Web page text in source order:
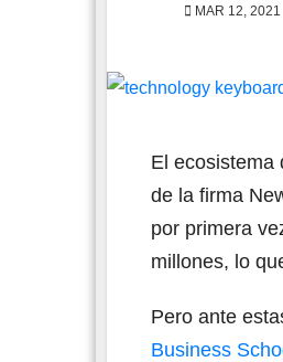
MAR 12, 2021
El ecosistema
de la firma
por primera
millones, lo
Pero ante
Business